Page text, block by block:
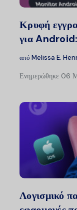
Κρυφή
για
από Melissa E.
Ενημερώθηκε 06
Λογισμικό